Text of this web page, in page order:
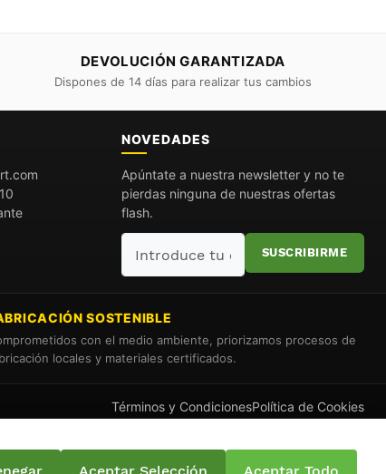
DEVOLUCIÓN GARANTIZADA
Dispones de 14 días para realizar tus cambios
NOVEDADES
Apúntate a nuestra newsletter y no te
pierdas ninguna de nuestras ofertas
flash.
Introduce
email
SUSCRIBIRME
SOSTENIBLE
con el medio ambiente, priorizamos procesos de
locales y materiales certificados.
Términos y CondicionesPolítica de Cookies